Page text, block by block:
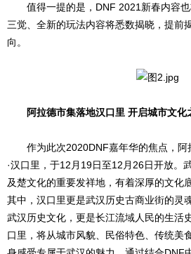
值得一提的是，DNF 2021新春内容也
三觉、全新的玩法内容将悉数揭晓，提前
向。
阿拉德市集落地汉口里 开启城市文化
作为此次2020DNF嘉年华的焦点，阿
·汉口里，于12月19日至12月26日开放。
及楚文化的重要发祥地，有着深厚的文化
其中，汉口里更是武汉历史古商业街的灵
武汉历史文化，更是长江流域人民的生活
口里，将从城市风貌、民俗特色、传统美